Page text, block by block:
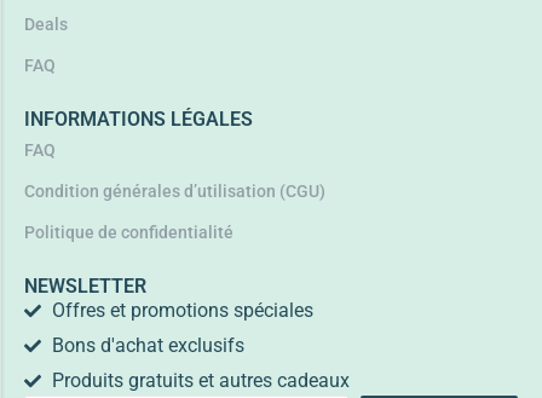
Deals
FAQ
INFORMATIONS LÉGALES
FAQ
Condition générales d’utilisation (CGU)
Politique de confidentialité
NEWSLETTER
Offres et promotions spéciales
Bons d'achat exclusifs
Produits gratuits et autres cadeaux